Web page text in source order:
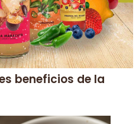
beneficios de la